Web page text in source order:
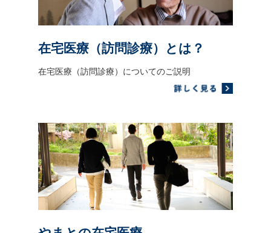
在宅医療（訪問診療）とは？
在宅医療（訪問診療）についてのご説明